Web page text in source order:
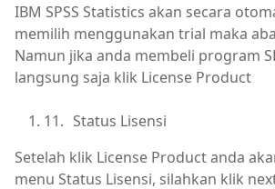
IBM SPSS Statistics akan secara
memilih menggunakan trial maka
Namun jika anda membeli program
langsung saja klik License Product
11. Status Lisensi
Setelah klik License Product anda
menu Status Lisensi, silahkan klik